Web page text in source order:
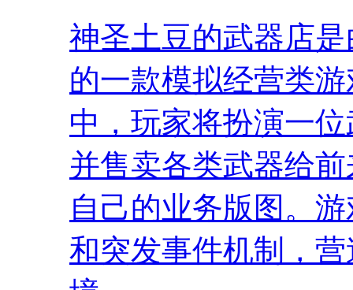
神圣土豆的武器店
的一款模拟经营类
中，玩家将扮演一
并售卖各类武器给
自己的业务版图。
和突发事件机制，